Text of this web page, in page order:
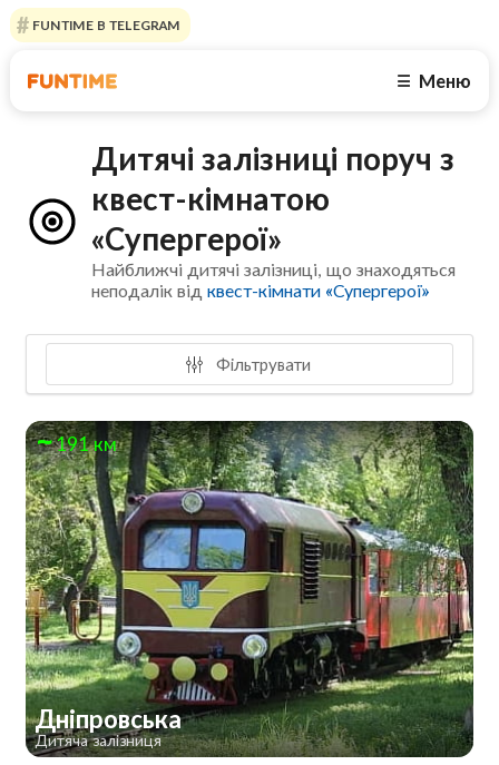
FUNTIME В TELEGRAM
☰ Меню
Дитячі залізниці поруч з
квест-кімнатою
«Супергерої»
Найближчі дитячі залізниці, що знаходяться
неподалік відквест-кімнати «Супергерої»
Фільтрувати
191 км
Дніпровська
Дитяча залізниця